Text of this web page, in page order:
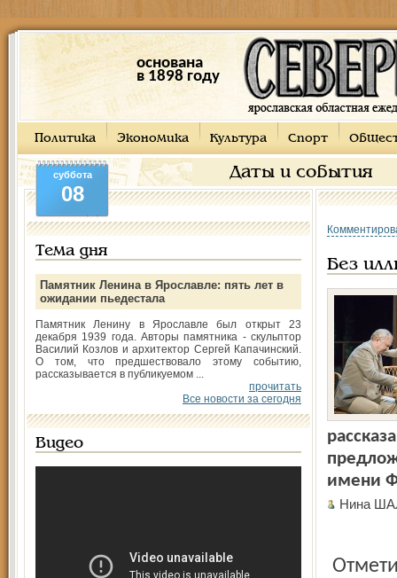
основана
в 1898 году
Политика Экономика Культура Спорт
Даты и события
суббота
08
Тема дня
Памятник Ленина в Ярославле: пять лет в
ожидании пьедестала
Памятник Ленину в Ярославле был открыт 23
декабря 1939 года. Авторы памятника - скульптор
Василий Козлов и архитектор Сергей Капачинский.
О том, что предшествовало этому событию,
рассказывается в публикуемом ...
прочитать
Все новости за сегодня
Видео
Без
имени
Нина